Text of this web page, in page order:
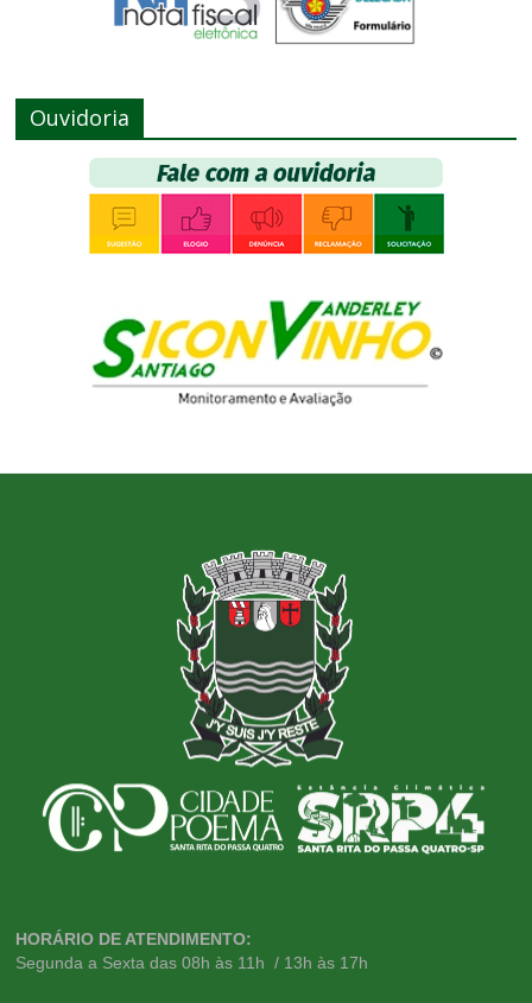
Ouvidoria
HORÁRIO DE ATENDIMENTO:
Segunda a Sexta das 08h às 11h / 13h às 17h